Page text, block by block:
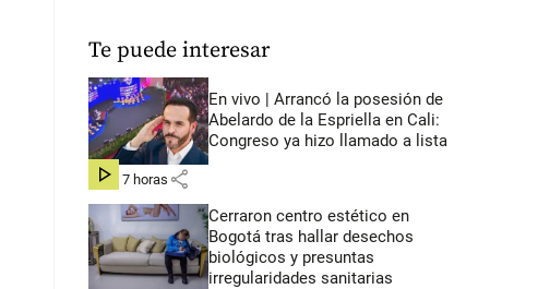
Te puede interesar
En vivo | Arrancó la posesión de
Abelardo de la Espriella en Cali:
Congreso ya hizo llamado a lista
hace 7 horas share
Cerraron centro estético en
Bogotá tras hallar desechos
biológicos y presuntas
irregularidades sanitarias